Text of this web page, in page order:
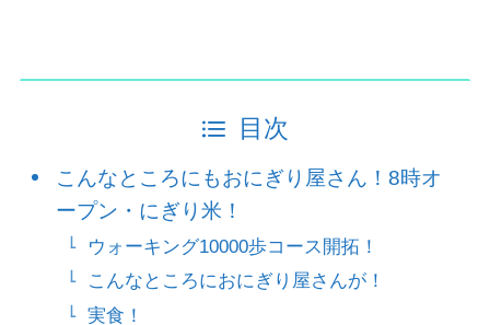
目次
こんなところにもおにぎり屋さん！8時オ
ープン・にぎり米！
ウォーキング10000歩コース開拓！
こんなところにおにぎり屋さんが！
実食！